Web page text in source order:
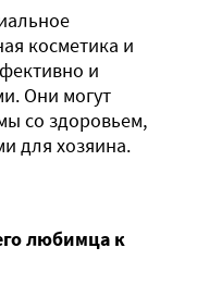
косметика и
и
Они могут
со здоровьем,
для хозяина.
любимца к